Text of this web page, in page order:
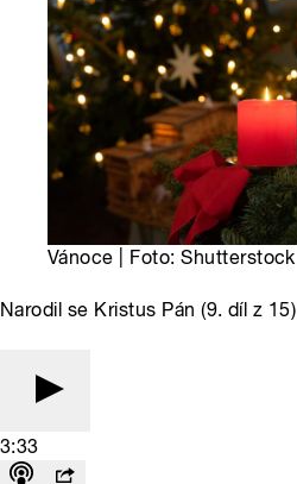
Vánoce | Foto: Shutterstock
Narodil se Kristus Pán (9. díl z 15)
3:33